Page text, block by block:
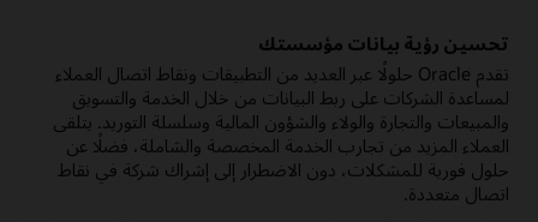
ما المقصود بـ Oracle Digital Assistant؟
الاستفادة من الخدمة الذاتية الموجهة (PDF)
وحل المشكلات
تحسين رؤية بيانات مؤسستك
تقدم Oracle حلولًا عبر العديد من التطبيقات ونقاط اتصال العملاء
لمساعدة الشركات على ربط البيانات من خلال الخدمة والتسويق
والمبيعات والتجارة والولاء والشؤون المالية وسلسلة التوريد. يتلقى
العملاء المزيد من تجارب الخدمة المخصصة والشاملة، فضلًا عن
حلول فورية للمشكلات، دون الاضطرار إلى إشراك شركة في نقاط
اتصال متعددة.